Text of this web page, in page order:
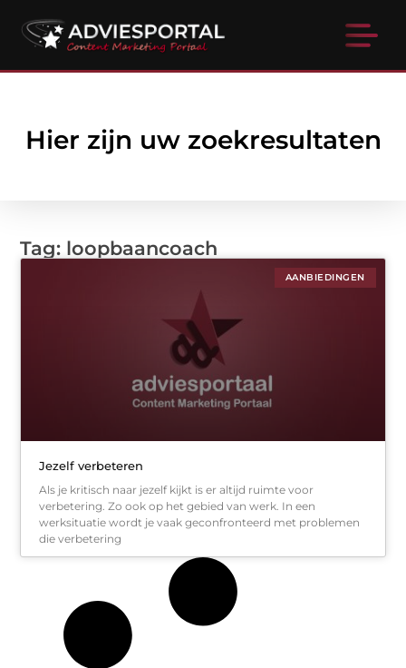
Hier zijn uw zoekresultaten
Tag: loopbaancoach
AANBIEDINGEN
Jezelf verbeteren
Als je kritisch naar jezelf kijkt is er altijd ruimte voor
verbetering. Zo ook op het gebied van werk. In een
werksituatie wordt je vaak geconfronteerd met problemen
die verbetering